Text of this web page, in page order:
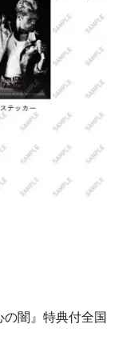
の闇』特典付全国